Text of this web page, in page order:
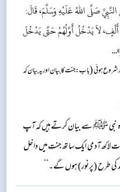
صَلَّى اللهُ عَلَيْهِ وَسَلَّمَ، قَالَ:
أَلْفٍ، لاَ يَدْخُلُ أَوَّلُهُمْ حَتَّى يَدْخُلَ
شروع ہوئی(باب : جنت کا بیان اور یہ بیان کہ
ﷺ سے بیان کرتے ہیں کہ آپ
لاکھ آدمی ایک ساتھ جنت میں داخل
طرح (پرنور) ہوں گے۔‘‘